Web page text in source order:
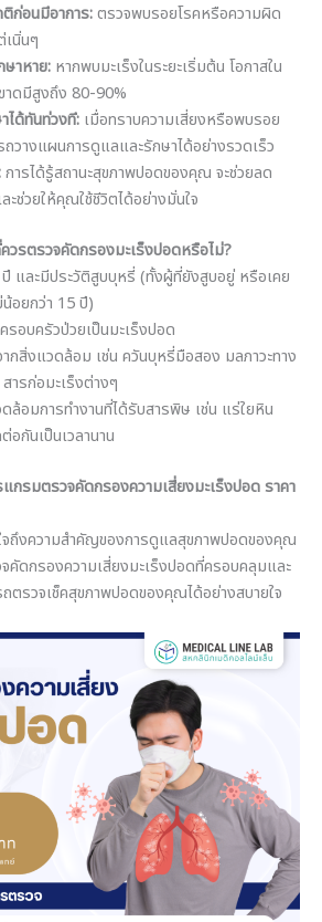
ก่อนมีอาการ:ตรวจพบรอยโรคหรือความผิด
นิ่นๆ
ษาหาย:หากพบมะเร็งในระยะเริ่มต้น โอกาสใน
าดมีสูงถึง 80-90%
ได้ทันท่วงที:เมื่อทราบความเสี่ยงหรือพบรอย
วางแผนการดูแลและรักษาได้อย่างรวดเร็ว
การได้รู้สถานะสุขภาพปอดของคุณ จะช่วยลด
ะช่วยให้คุณใช้ชีวิตได้อย่างมั่นใจ
รตรวจคัดกรองมะเร็งปอดหรือไม่?
และมีประวัติสูบบุหรี่ (ทั้งผู้ที่ยังสูบอยู่ หรือเคย
อยกว่า 15 ปี)
รอบครัวป่วยเป็นมะเร็งปอด
กสิ่งแวดล้อม เช่น ควันบุหรี่มือสอง มลภาวะทาง
ารก่อมะเร็งต่างๆ
ล้อมการทำงานที่ได้รับสารพิษ เช่น แร่ใยหิน
กันเป็นเวลานาน
กรมตรวจคัดกรองความเสี่ยงมะเร็งปอด ราคา
จถึงความสำคัญของการดูแลสุขภาพปอดของคุณ
คัดกรองความเสี่ยงมะเร็งปอดที่ครอบคลุมและ
ตรวจเช็คสุขภาพปอดของคุณได้อย่างสบายใจ